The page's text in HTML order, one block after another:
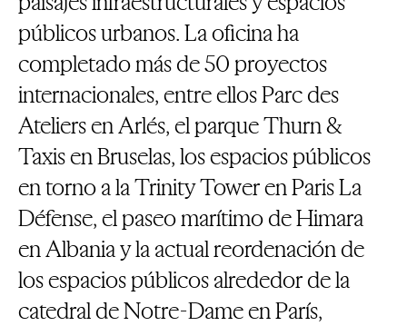
públicos urbanos. La oficina ha
completado más de 50 proyectos
internacionales, entre ellos Parc des
Ateliers en Arlés, el parque Thurn &
Taxis en Bruselas, los espacios públicos
en torno a la Trinity Tower en Paris La
Défense, el paseo marítimo de Himara
en Albania y la actual reordenación de
los espacios públicos alrededor de la
catedral de Notre-Dame en París,